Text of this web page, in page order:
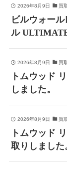
2026年8月9日 買
ビルウォー
ル
2026年8月9日 買
トムウッド
しました。
2026年8月9日 買
トムウッド
取りしました